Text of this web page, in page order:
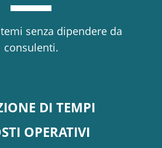
senza dipendere da
consulenti.
DI TEMPI
OPERATIVI